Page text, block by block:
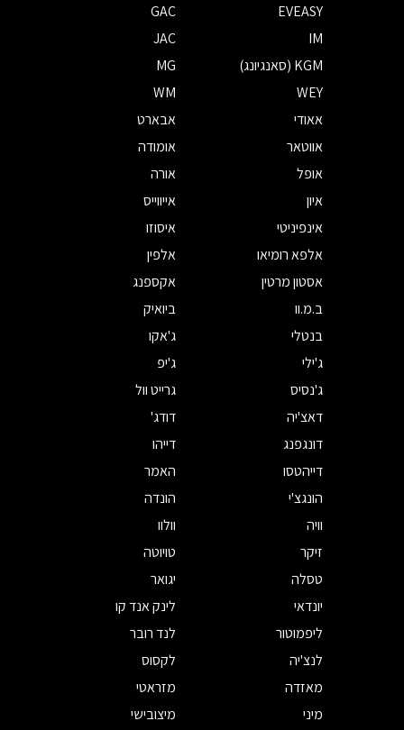
EVEASY
GAC
IM
JAC
KGM (סאנגיונג)
MG
WEY
WM
אאודי
אבארט
אווטאר
אומודה
אופל
אורה
איון
אייווייס
אינפיניטי
איסוזו
אלפא רומיאו
אלפין
אסטון מרטין
אקספנג
ב.מ.וו
ביואיק
בנטלי
ג'אקו
ג'ילי
ג'יפ
ג'נסיס
גרייט וול
דאצ'יה
דודג'
דונגפנג
דייהו
דייהטסו
האמר
הונגצ'י
הונדה
וויה
וולוו
זיקר
טויוטה
טסלה
יגואר
יונדאי
לינק אנד קו
ליפמוטור
לנד רובר
לנצ'יה
לקסוס
מאזדה
מזראטי
מיני
מיצובישי